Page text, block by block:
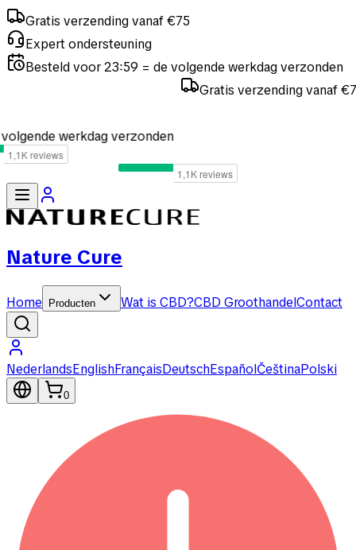
Gratis verzending vanaf €75
Expert ondersteuning
Besteld voor 23:59 = de volgende werkdag verzonden
Gratis verzending vanaf €75
Nature Cure
Home Producten Wat is CBD?CBD GroothandelContact
NederlandsEnglishFrançaisDeutschEspañolČeštinaPolski
0